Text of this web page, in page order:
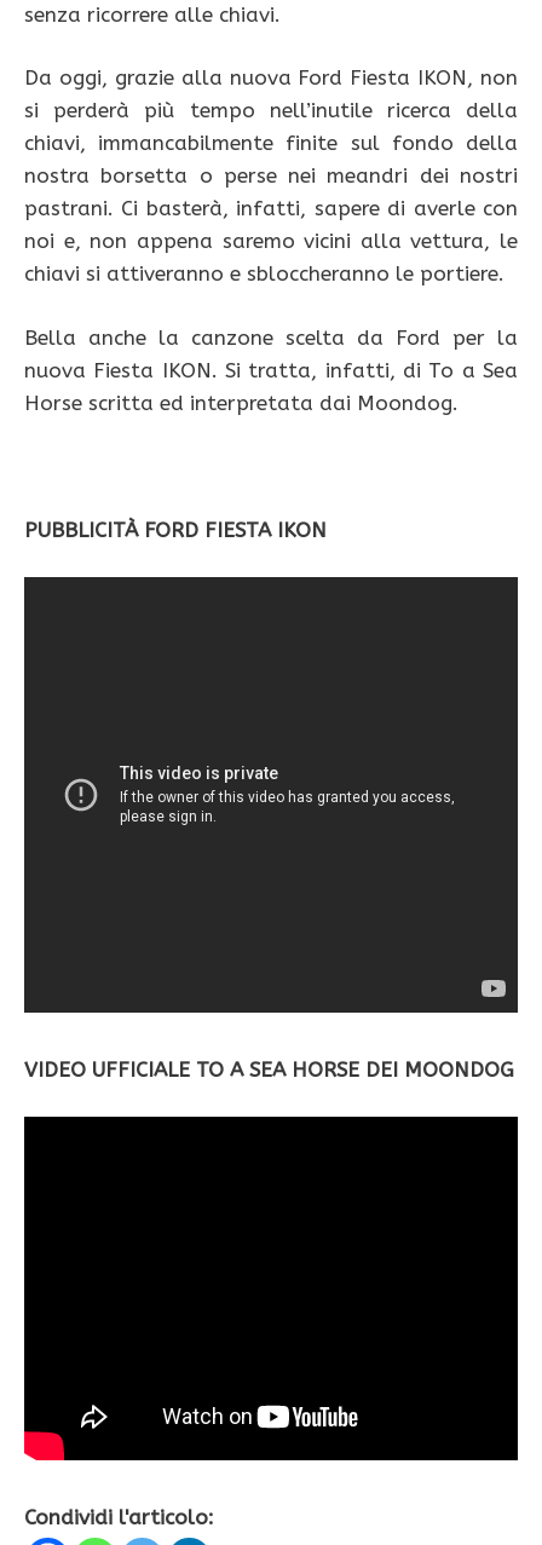
senza ricorrere alle chiavi.
Da oggi, grazie alla nuova Ford Fiesta IKON, non
si perderà più tempo nell’inutile ricerca della
chiavi, immancabilmente finite sul fondo della
nostra borsetta o perse nei meandri dei nostri
pastrani. Ci basterà, infatti, sapere di averle con
noi e, non appena saremo vicini alla vettura, le
chiavi si attiveranno e sbloccheranno le portiere.
Bella anche la canzone scelta da Ford per la
nuova Fiesta IKON. Si tratta, infatti, di To a Sea
Horse scritta ed interpretata dai Moondog.
PUBBLICITÀ FORD FIESTA IKON
VIDEO UFFICIALE TO A SEA HORSE DEI MOONDOG
Condividi l'articolo: